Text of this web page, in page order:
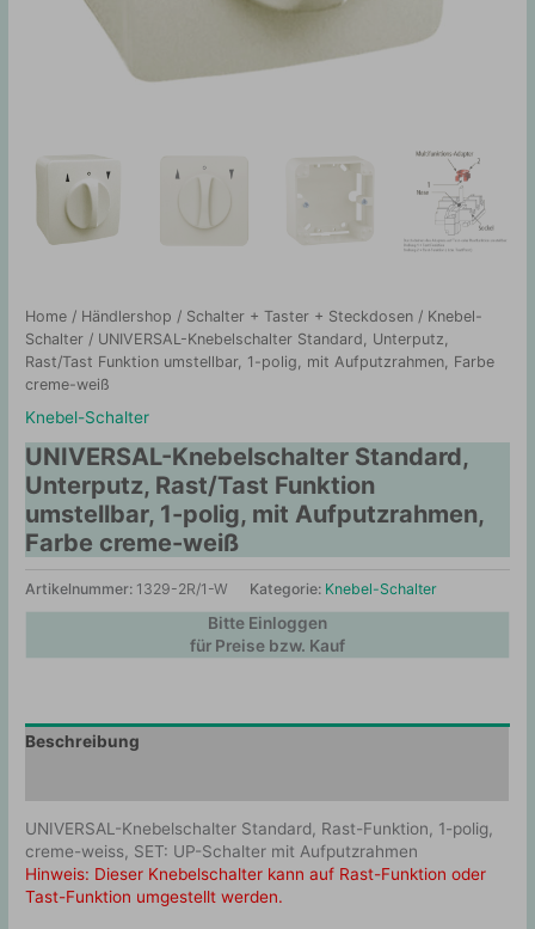
Home / Händlershop / Schalter + Taster + Steckdosen / Knebel-
Schalter / UNIVERSAL-Knebelschalter Standard, Unterputz,
Rast/Tast Funktion umstellbar, 1-polig, mit Aufputzrahmen, Farbe
creme-weiß
Knebel-Schalter
UNIVERSAL-Knebelschalter Standard,
Unterputz, Rast/Tast Funktion
umstellbar, 1-polig, mit Aufputzrahmen,
Farbe creme-weiß
Artikelnummer: 1329-2R/1-W Kategorie: Knebel-Schalter
Bitte Einloggen
für Preise bzw. Kauf
Beschreibung
UNIVERSAL-Knebelschalter Standard, Rast-Funktion, 1-polig,
creme-weiss, SET: UP-Schalter mit Aufputzrahmen
Hinweis: Dieser Knebelschalter kann auf Rast-Funktion oder
Tast-Funktion umgestellt werden.